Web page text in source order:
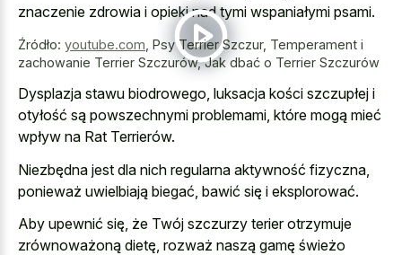
znaczenie zdrowia i opieki nad tymi wspaniałymi psami.
Źródło: youtube.com Psy Terrier Szczur, Temperament i
zachowanie Terrier Szczurów, Jak dbać o Terrier Szczurów
Dysplazja stawu biodrowego, luksacja kości szczupłej i
otyłość są powszechnymi problemami, które mogą mieć
wpływ na Rat Terrierów.
Niezbędna jest dla nich regularna aktywność fizyczna,
ponieważ uwielbiają biegać, bawić się i eksplorować.
Aby upewnić się, że Twój szczurzy terier otrzymuje
zrównoważoną dietę, rozważ naszą gamę świeżo